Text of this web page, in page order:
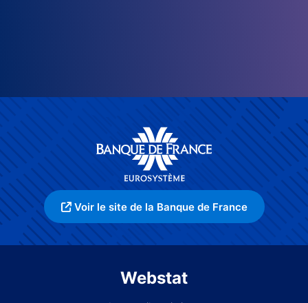
Voir le site de la Banque de France
Webstat